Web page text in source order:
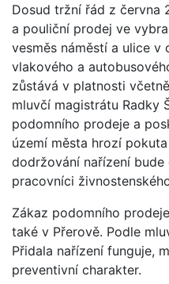
Dosud tržní řád z června
a pouliční prodej ve
vesměs náměstí a ulice
vlakového a
zůstává v platnosti
mluvčí magistrátu Radky
podomního prodeje a
území města hrozí
dodržování nařízení
pracovníci
Zákaz podomního
také v Přerově. Podle
Přidala nařízení funguje,
preventivní charakter.